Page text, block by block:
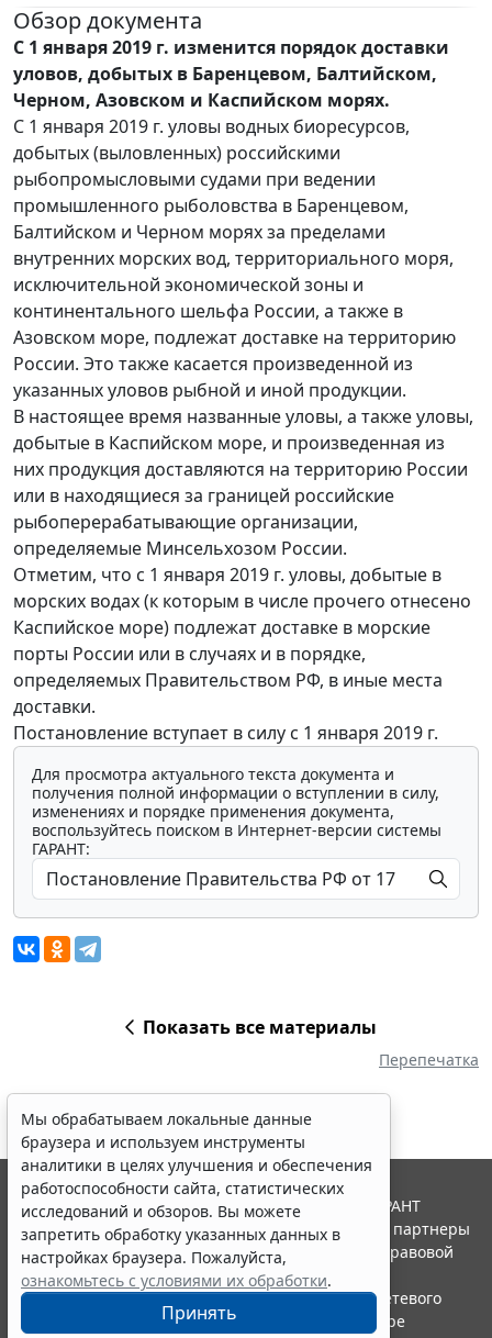
Обзор документа
С 1 января 2019 г. изменится порядок доставки
уловов, добытых в Баренцевом, Балтийском,
Черном, Азовском и Каспийском морях.
С 1 января 2019 г. уловы водных биоресурсов,
добытых (выловленных) российскими
рыбопромысловыми судами при ведении
промышленного рыболовства в Баренцевом,
Балтийском и Черном морях за пределами
внутренних морских вод, территориального моря,
исключительной экономической зоны и
континентального шельфа России, а также в
Азовском море, подлежат доставке на территорию
России. Это также касается произведенной из
указанных уловов рыбной и иной продукции.
В настоящее время названные уловы, а также уловы,
добытые в Каспийском море, и произведенная из
них продукция доставляются на территорию России
или в находящиеся за границей российские
рыбоперерабатывающие организации,
определяемые Минсельхозом России.
Отметим, что с 1 января 2019 г. уловы, добытые в
морских водах (к которым в числе прочего отнесено
Каспийское море) подлежат доставке в морские
порты России или в случаях и в порядке,
определяемых Правительством РФ, в иные места
доставки.
Постановление вступает в силу с 1 января 2019 г.
Для просмотра актуального текста документа и
получения полной информации о вступлении в силу,
изменениях и порядке применения документа,
воспользуйтесь поиском в Интернет-версии системы
ГАРАНТ:
Показать все материалы
Перепечатка
Мы обрабатываем локальные данные
браузера и используем инструменты
аналитики в целях улучшения и обеспечения
работоспособности сайта, статистических
исследований и обзоров. Вы можете
запретить обработку указанных данных в
настройках браузера. Пожалуйста,
ознакомьтесь с условиями их обработки.
Принять
© ООО "НПП "ГАРАНТ-СЕРВИС", 2026. Система ГАРАНТ
выпускается с 1990 года. Компания "Гарант" и ее партнеры
являются участниками Российской ассоциации правовой
информации ГАРАНТ.
Портал ГАРАНТ.РУ зарегистрирован в качестве сетевого
издания Федеральной службой по надзору в сфере